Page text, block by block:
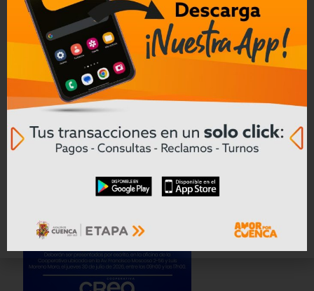
Convocatoria a Oferta Pública de
Bienes Muebles e Inmuebles – COAC
CREA en Liquidación